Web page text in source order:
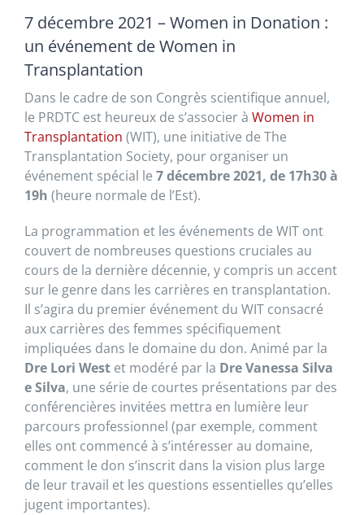
7 décembre 2021 – Women in Donation :
un événement de Women in
Transplantation
Dans le cadre de son Congrès scientifique annuel,
le PRDTC est heureux de s’associer à Women in
Transplantation (WIT), une initiative de The
Transplantation Society, pour organiser un
événement spécial le 7 décembre 2021, de 17h30 à
19h (heure normale de l’Est).
La programmation et les événements de WIT ont
couvert de nombreuses questions cruciales au
cours de la dernière décennie, y compris un accent
sur le genre dans les carrières en transplantation.
Il s’agira du premier événement du WIT consacré
aux carrières des femmes spécifiquement
impliquées dans le domaine du don. Animé par la
Dre Lori Westet modéré par la Dre Vanessa Silva
e Silva, une série de courtes présentations par des
conférencières invitées mettra en lumière leur
parcours professionnel (par exemple, comment
elles ont commencé à s’intéresser au domaine,
comment le don s’inscrit dans la vision plus large
de leur travail et les questions essentielles qu’elles
jugent importantes).